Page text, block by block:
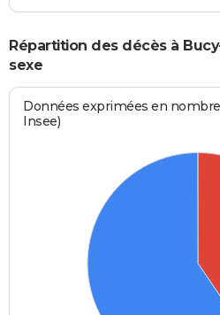
Répartition des décès à
sexe
Données exprimées en nombre
Insee)